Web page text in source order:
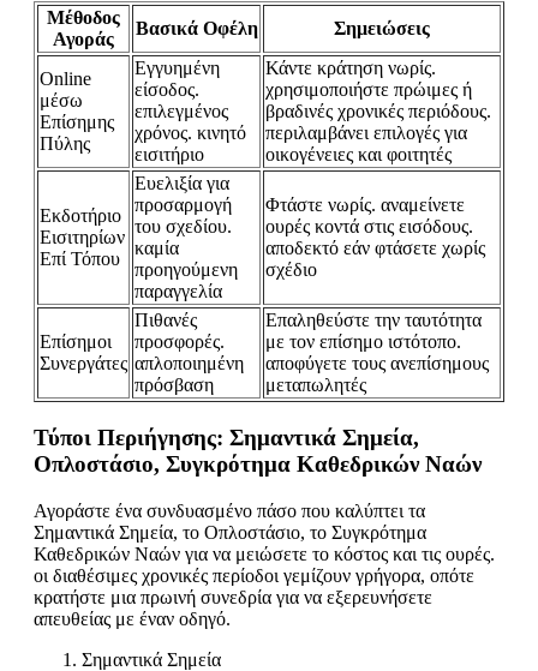
Μέθοδος
Αγοράς
Βασικά Οφέλη Σημειώσεις
Online
μέσω
Επίσημης
Πύλης
Εγγυημένη
είσοδος.
επιλεγμένος
χρόνος. κινητό
εισιτήριο
Κάντε κράτηση νωρίς.
χρησιμοποιήστε πρώιμες ή
βραδινές χρονικές περιόδους.
περιλαμβάνει επιλογές για
οικογένειες και φοιτητές
Εκδοτήριο
Εισιτηρίων
Επί Τόπου
Ευελιξία για
προσαρμογή
του σχεδίου.
καμία
προηγούμενη
παραγγελία
Φτάστε νωρίς. αναμείνετε
ουρές κοντά στις εισόδους.
αποδεκτό εάν φτάσετε χωρίς
σχέδιο
Επίσημοι
Συνεργάτες
Πιθανές
προσφορές.
απλοποιημένη
πρόσβαση
Επαληθεύστε την ταυτότητα
με τον επίσημο ιστότοπο.
αποφύγετε τους ανεπίσημους
μεταπωλητές
Τύποι Περιήγησης: Σημαντικά Σημεία,
Οπλοστάσιο, Συγκρότημα Καθεδρικών Ναών
Αγοράστε ένα συνδυασμένο πάσο που καλύπτει τα
Σημαντικά Σημεία, το Οπλοστάσιο, το Συγκρότημα
Καθεδρικών Ναών για να μειώσετε το κόστος και τις ουρές.
οι διαθέσιμες χρονικές περίοδοι γεμίζουν γρήγορα, οπότε
κρατήστε μια πρωινή συνεδρία για να εξερευνήσετε
απευθείας με έναν οδηγό.
Σημαντικά Σημεία